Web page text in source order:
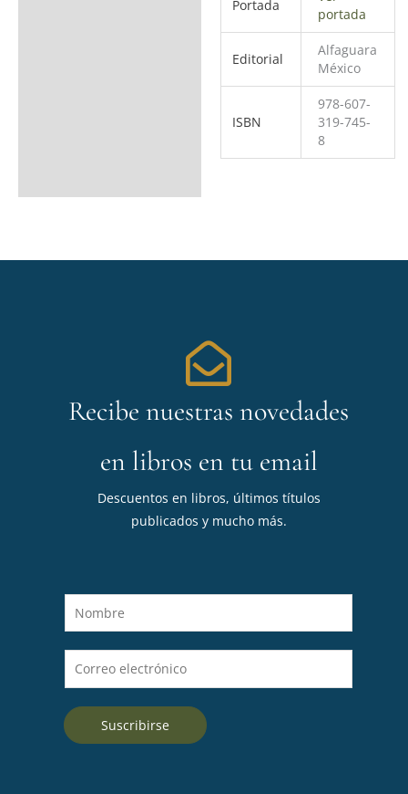
Portada
portada
Editorial
Alfaguara
México
ISBN
978-607-
319-745-
8
Recibe nuestras novedades
en libros en tu email
Descuentos en libros, últimos títulos
publicados y mucho más.
o
m
e
*
o
r
Suscribirse